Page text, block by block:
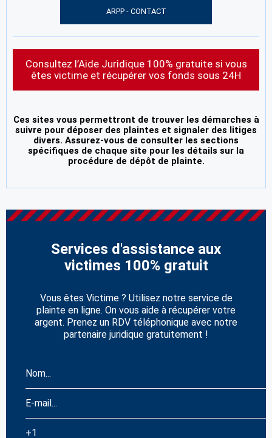
ARPP - CONTACT
Consultez l’Aide Juridique 100% gratuite si vous
êtes victime et récupérer vos fonds sous 24H
Ces sites vous permettront de trouver les démarches à
suivre pour déposer des plaintes et signaler des litiges
divers. Assurez-vous de consulter les sections
spécifiques de chaque site pour les détails sur la
procédure de dépôt de plainte.
Services d'assistance aux
victimes 100% gratuit
Vous êtes Victime ? Utilisez notre service de
plainte en ligne. On vous aide à récupérer votre
argent. Prenez un RDV téléphonique avec notre
partenaire juridique gratuitement !